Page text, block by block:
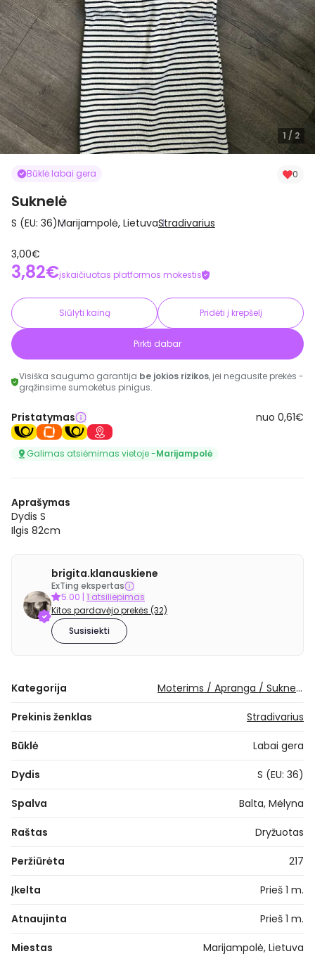
1 / 2
Būklė labai gera 0
Suknelė
S (EU: 36)Marijampolė, LietuvaStradivarius
3,00€
3,82€įskaičiuotas platformos mokestis
Siūlyti kainą Pridėti į krepšelį
Pirkti dabar
Visiška saugumo garantija be jokios rizikos, jei negausite prekės -
grąžinsime sumokėtus pinigus.
Pristatymas nuo 0,61€
Galimas atsiėmimas vietoje -Marijampolė
Aprašymas
Dydis S
Ilgis 82cm
brigita.klanauskiene
ExTing ekspertas
5.00 | 1 atsiliepimas
Kitos pardavėjo prekės (32)
Susisiekti
Kategorija Moterims / Apranga / Suknelės / Vidutinio ilgio suknelės
Prekinis ženklas Stradivarius
Būklė Labai gera
Dydis S (EU: 36)
Spalva Balta, Mėlyna
Raštas Dryžuotas
Peržiūrėta 217
Įkelta Prieš 1 m.
Atnaujinta Prieš 1 m.
Miestas Marijampolė, Lietuva